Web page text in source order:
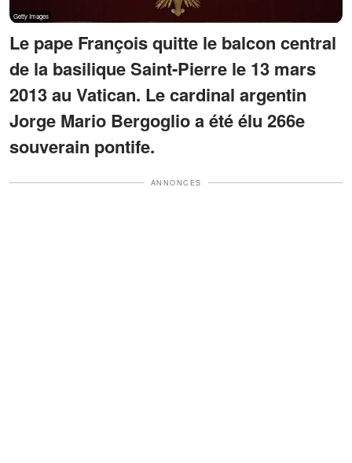
Le pape François quitte le balcon central
de la basilique Saint-Pierre le 13 mars
2013 au Vatican. Le cardinal argentin
Jorge Mario Bergoglio a été élu 266e
souverain pontife.
ANNONCES